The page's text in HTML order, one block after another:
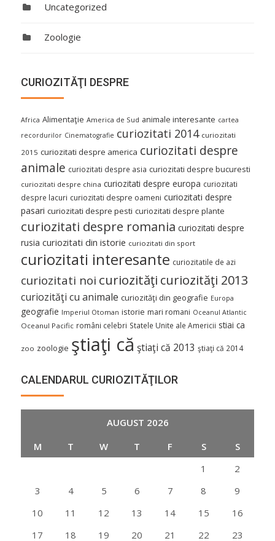
Uncategorized
Zoologie
CURIOZITĂŢI DESPRE
Africa Alimentaţie America de Sud animale interesante cartea
recordurilor Cinematografie curiozitati 2014 curiozitati
2015 curiozitati despre america curiozitati despre
animale curiozitati despre asia curiozitati despre bucuresti
curiozitati despre china curiozitati despre europa curiozitati
despre lacuri curiozitati despre oameni curiozitati despre
pasari curiozitati despre pesti curiozitati despre plante
curiozitati despre romania curiozitati despre
rusia curiozitati din istorie curiozitati din sport
curiozitati interesante curiozitatile de azi
curiozitati noi curiozităţi curiozităţi 2013
curiozităţi cu animale curiozităţi din geografie Europa
geografie Imperiul Otoman istorie mari romani Oceanul Atlantic
Oceanul Pacific români celebri Statele Unite ale Americii stiai ca
zoo zoologie ştiaţi că ştiaţi că 2013 ştiaţi că 2014
CALENDARUL CURIOZITĂŢILOR
AUGUST 2026
M
T W T F S
S
1
2
3
4 5 6 7 8
9
10
11 12 13 14 15
16
17
18 19 20 21 22 23